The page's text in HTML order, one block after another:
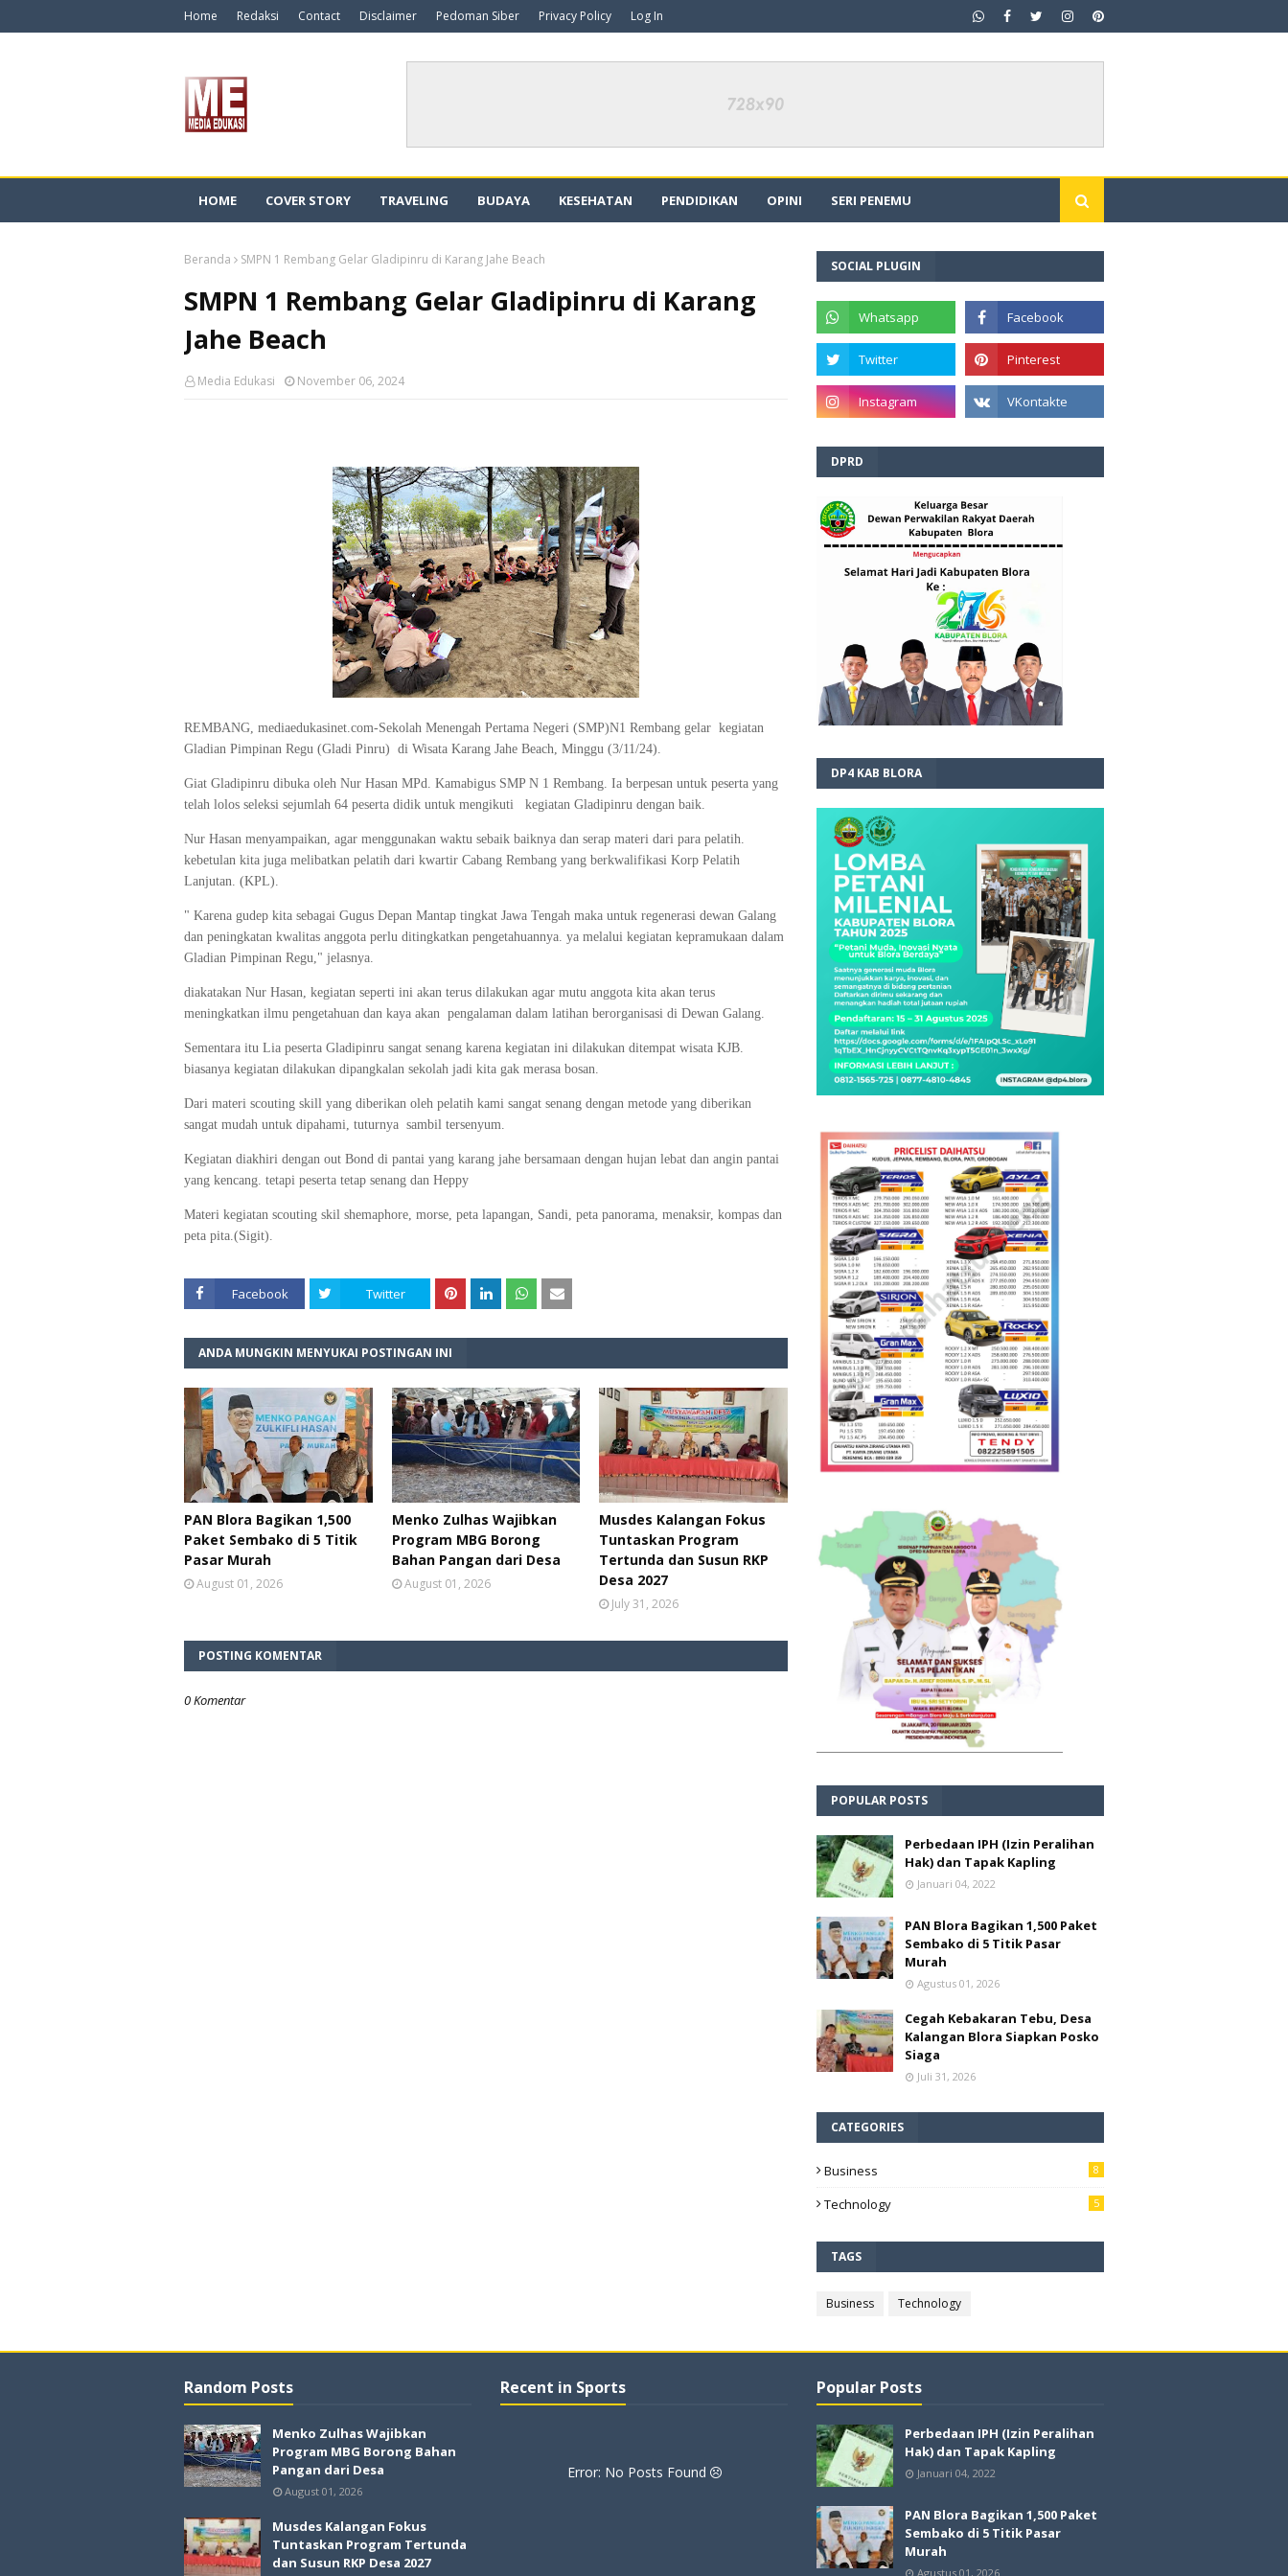
Home Redaksi Contact Disclaimer Pedoman Siber Privacy Policy Log In
HOME COVER STORY TRAVELING BUDAYA KESEHATAN PENDIDIKAN OPINI SERI PENEMU
Beranda SMPN 1 Rembang Gelar Gladipinru di Karang Jahe Beach
SMPN 1 Rembang Gelar Gladipinru di Karang
Jahe Beach
Media Edukasi November 06, 2024
REMBANG, mediaedukasinet.com-Sekolah Menengah Pertama Negeri (SMP)N1 Rembang gelar kegiatan
Gladian Pimpinan Regu (Gladi Pinru) di Wisata Karang Jahe Beach, Minggu (3/11/24).
Giat Gladipinru dibuka oleh Nur Hasan MPd. Kamabigus SMP N 1 Rembang. Ia berpesan untuk peserta yang
telah lolos seleksi sejumlah 64 peserta didik untuk mengikuti kegiatan Gladipinru dengan baik.
Nur Hasan menyampaikan, agar menggunakan waktu sebaik baiknya dan serap materi dari para pelatih.
kebetulan kita juga melibatkan pelatih dari kwartir Cabang Rembang yang berkwalifikasi Korp Pelatih
Lanjutan. (KPL).
" Karena gudep kita sebagai Gugus Depan Mantap tingkat Jawa Tengah maka untuk regenerasi dewan Galang
dan peningkatan kwalitas anggota perlu ditingkatkan pengetahuannya. ya melalui kegiatan kepramukaan dalam
Gladian Pimpinan Regu," jelasnya.
diakatakan Nur Hasan, kegiatan seperti ini akan terus dilakukan agar mutu anggota kita akan terus
meningkatkan ilmu pengetahuan dan kaya akan pengalaman dalam latihan berorganisasi di Dewan Galang.
Sementara itu Lia peserta Gladipinru sangat senang karena kegiatan ini dilakukan ditempat wisata KJB.
biasanya kegiatan dilakukan dipangkalan sekolah jadi kita gak merasa bosan.
Dari materi scouting skill yang diberikan oleh pelatih kami sangat senang dengan metode yang diberikan
sangat mudah untuk dipahami, tuturnya sambil tersenyum.
Kegiatan diakhiri dengan out Bond di pantai yang karang jahe bersamaan dengan hujan lebat dan angin pantai
yang kencang. tetapi peserta tetap senang dan Heppy
Materi kegiatan scouting skil shemaphore, morse, peta lapangan, Sandi, peta panorama, menaksir, kompas dan
peta pita.(Sigit).
Facebook Twitter
ANDA MUNGKIN MENYUKAI POSTINGAN INI
PAN Blora Bagikan 1,500
Paket Sembako di 5 Titik
Pasar Murah
August 01, 2026
Menko Zulhas Wajibkan
Program MBG Borong
Bahan Pangan dari Desa
August 01, 2026
Musdes Kalangan Fokus
Tuntaskan Program
Tertunda dan Susun RKP
Desa 2027
July 31, 2026
POSTING KOMENTAR
0 Komentar
SOCIAL PLUGIN
DPRD
DP4 KAB BLORA
POPULAR POSTS
Perbedaan IPH (Izin Peralihan
Hak) dan Tapak Kapling
Januari 04, 2022
PAN Blora Bagikan 1,500 Paket
Sembako di 5 Titik Pasar
Murah
Agustus 01, 2026
Cegah Kebakaran Tebu, Desa
Kalangan Blora Siapkan Posko
Siaga
Juli 31, 2026
CATEGORIES
Business 8
Technology 5
TAGS
Business Technology
Random Posts
Menko Zulhas Wajibkan
Program MBG Borong Bahan
Pangan dari Desa
August 01, 2026
Musdes Kalangan Fokus
Tuntaskan Program Tertunda
dan Susun RKP Desa 2027
Recent in Sports
Error: No Posts Found
Popular Posts
Perbedaan IPH (Izin Peralihan
Hak) dan Tapak Kapling
Januari 04, 2022
PAN Blora Bagikan 1,500 Paket
Sembako di 5 Titik Pasar
Murah
Agustus 01, 2026